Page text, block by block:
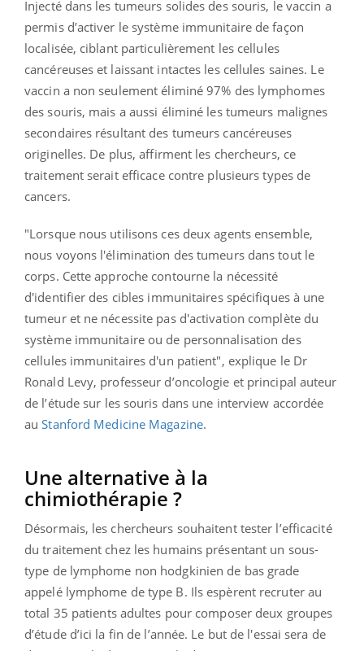
Injecté dans les tumeurs solides des souris, le vaccin a
permis d’activer le système immunitaire de façon
localisée, ciblant particulièrement les cellules
cancéreuses et laissant intactes les cellules saines. Le
vaccin a non seulement éliminé 97% des lymphomes
des souris, mais a aussi éliminé les tumeurs malignes
secondaires résultant des tumeurs cancéreuses
originelles. De plus, affirment les chercheurs, ce
traitement serait efficace contre plusieurs types de
cancers.
"Lorsque nous utilisons ces deux agents ensemble,
nous voyons l'élimination des tumeurs dans tout le
corps. Cette approche contourne la nécessité
d'identifier des cibles immunitaires spécifiques à une
tumeur et ne nécessite pas d'activation complète du
système immunitaire ou de personnalisation des
cellules immunitaires d'un patient", explique le Dr
Ronald Levy, professeur d’oncologie et principal auteur
de l’étude sur les souris dans une interview accordée
auStanford Medicine Magazine.
Une alternative à la
chimiothérapie ?
Désormais, les chercheurs souhaitent tester l’efficacité
du traitement chez les humains présentant un sous-
type de lymphome non hodgkinien de bas grade
appelé lymphome de type B. Ils espèrent recruter au
total 35 patients adultes pour composer deux groupes
d’étude d’ici la fin de l’année. Le but de l'essai sera de